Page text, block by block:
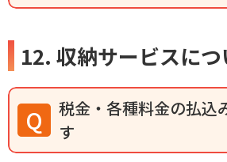
12. 収納サービスにつ
税金・各種料金の払込
す